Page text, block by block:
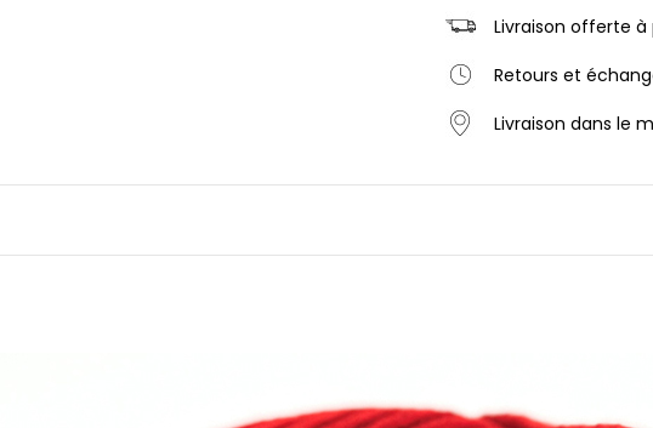
Livraison offerte
Retours et
Livraison dans le